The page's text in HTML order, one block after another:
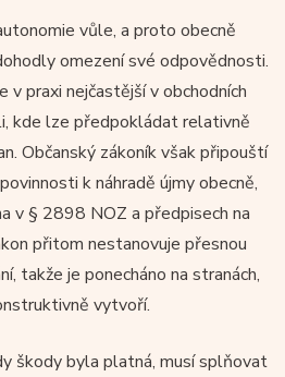
vůle, a proto obecně
omezení své odpovědnosti.
v praxi nejčastější v obchodních
kde lze předpokládat relativně
Občanský zákoník však připouští
k náhradě újmy obecně,
v § 2898 NOZ a předpisech na
přitom nestanovuje přesnou
takže je ponecháno na stranách,
vytvoří.
škody byla platná, musí splňovat